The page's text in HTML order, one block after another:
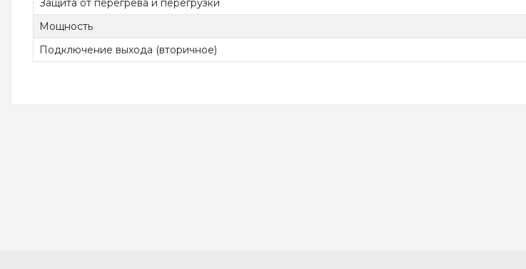
Защита от перегрева и перегрузки
Мощность
Подключение выхода (вторичное)